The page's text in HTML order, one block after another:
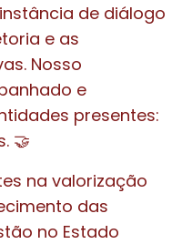
de diálogo
e as
Nosso
e
presentes:
🤝
na valorização
das
no Estado